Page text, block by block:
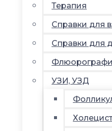
Терапия
Справки для
Справки для
УЗИ, УЗД